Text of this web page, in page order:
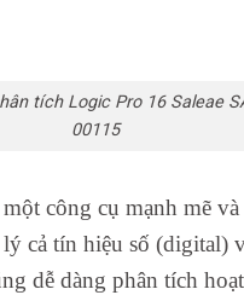
tích Logic Pro 16 Saleae
00115
công cụ mạnh mẽ
cả tín hiệu số
dễ dàng phân tích